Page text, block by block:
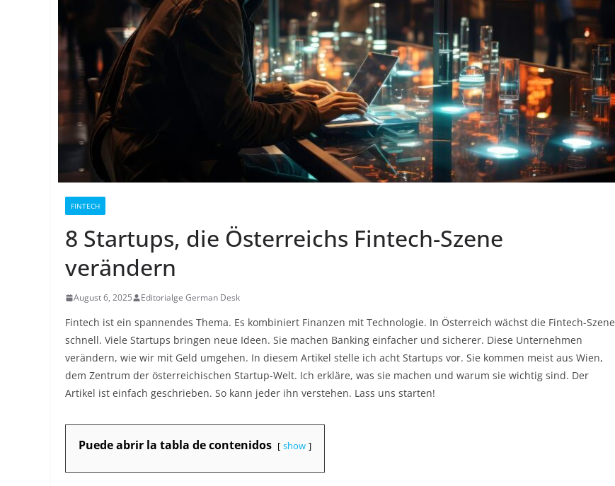
FINTECH
8 Startups, die Österreichs Fintech-Szene
verändern
August 6, 2025 Editorialge German Desk
Fintech ist ein spannendes Thema. Es kombiniert Finanzen mit Technologie. In Österreich wächst die Fintech-Szene
schnell. Viele Startups bringen neue Ideen. Sie machen Banking einfacher und sicherer. Diese Unternehmen
verändern, wie wir mit Geld umgehen. In diesem Artikel stelle ich acht Startups vor. Sie kommen meist aus Wien,
dem Zentrum der österreichischen Startup-Welt. Ich erkläre, was sie machen und warum sie wichtig sind. Der
Artikel ist einfach geschrieben. So kann jeder ihn verstehen. Lass uns starten!
Puede abrir la tabla de contenidos show